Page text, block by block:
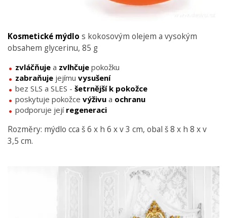
Kosmetické mýdlo s kokosovým olejem a vysokým
obsahem glycerinu, 85 g
zvláčňuje a zvlhčuje pokožku
zabraňuje jejímu vysušení
bez SLS a SLES - šetrnější k pokožce
poskytuje pokožce výživu a ochranu
podporuje její regeneraci
Rozměry: mýdlo cca š 6 x h 6 x v 3 cm, obal š 8 x h 8 x v
3,5 cm.